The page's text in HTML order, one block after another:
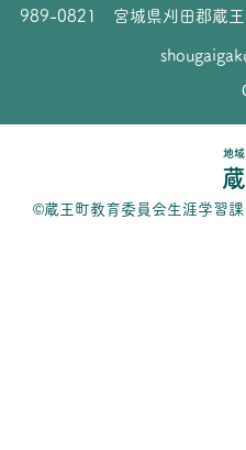
989-0821 宮城県刈田郡蔵王
地
©蔵王町教育委員会生涯学習